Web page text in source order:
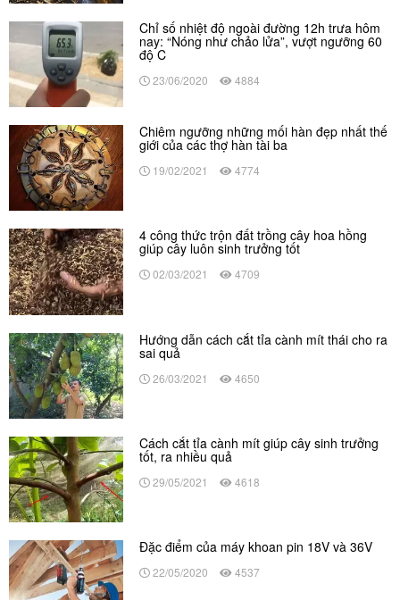
Chỉ số nhiệt độ ngoài đường 12h trưa hôm
nay: “Nóng như chảo lửa”, vượt ngưỡng 60
độ C
23/06/2020 4884
Chiêm ngưỡng những mối hàn đẹp nhất thế
giới của các thợ hàn tài ba
19/02/2021 4774
4 công thức trộn đất trồng cây hoa hồng
giúp cây luôn sinh trưởng tốt
02/03/2021 4709
Hướng dẫn cách cắt tỉa cành mít thái cho ra
sai quả
26/03/2021 4650
Cách cắt tỉa cành mít giúp cây sinh trưởng
tốt, ra nhiều quả
29/05/2021 4618
Đặc điểm của máy khoan pin 18V và 36V
22/05/2020 4537